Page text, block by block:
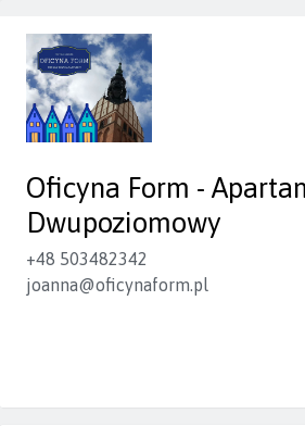
Oficyna Form -
Dwupoziomowy
+48 503482342
joanna@oficynaform.pl